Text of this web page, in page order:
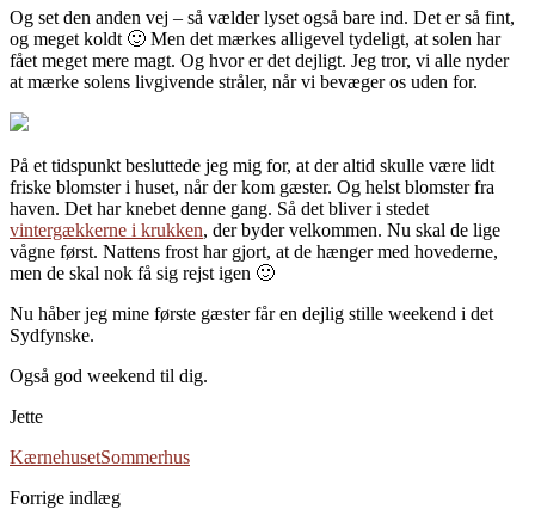
Og set den anden vej – så vælder lyset også bare ind. Det er så fint,
og meget koldt 🙂 Men det mærkes alligevel tydeligt, at solen har
fået meget mere magt. Og hvor er det dejligt. Jeg tror, vi alle nyder
at mærke solens livgivende stråler, når vi bevæger os uden for.
På et tidspunkt besluttede jeg mig for, at der altid skulle være lidt
friske blomster i huset, når der kom gæster. Og helst blomster fra
haven. Det har knebet denne gang. Så det bliver i stedet
vintergækkerne i krukken, der byder velkommen. Nu skal de lige
vågne først. Nattens frost har gjort, at de hænger med hovederne,
men de skal nok få sig rejst igen 🙂
Nu håber jeg mine første gæster får en dejlig stille weekend i det
Sydfynske.
Også god weekend til dig.
Jette
KærnehusetSommerhus
Forrige indlæg